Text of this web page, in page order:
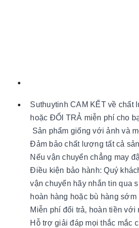
Suthuytinh CAM KẾT về chất
hoặc ĐỔI TRẢ miễn phí cho
Sản phẩm giống với ảnh và
Đảm bảo chất lượng tất cả
Nếu vận chuyển chẳng may
Điều kiện bảo hành: Quý
vận chuyển hãy nhắn tin qua
hoàn hàng hoặc bù hàng sớm
Miễn phí đổi trả, hoàn tiền
Hỗ trợ giải đáp mọi thắc mắc